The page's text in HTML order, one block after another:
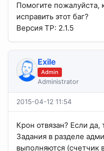
Помогите пожалуйста,
исправить этот баг?
Версия TP: 2.1.5
Exile
Admin
Administrator
2015-04-12 11:54
Крон отвязан? Если
Задания в разделе
выполняются (счетчик